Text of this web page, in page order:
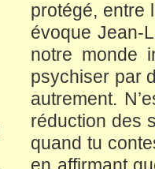
protégé, entre
évoque Jean-
notre monde
psychiser par
autrement.
réduction des
quand tu